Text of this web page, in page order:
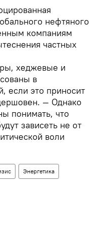
нефтяного
компаниям
частных
хеджевые и
в
если это приносит
— Однако
понимать, что
зависеть не от
воли
Энергетика